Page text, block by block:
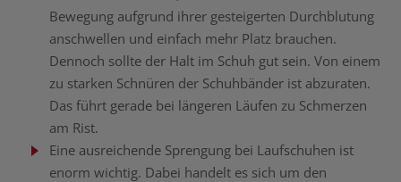
Bewegung aufgrund ihrer gesteigerten Durchblutung
anschwellen und einfach mehr Platz brauchen.
Dennoch sollte der Halt im Schuh gut sein. Von einem
zu starken Schnüren der Schuhbänder ist abzuraten.
Das führt gerade bei längeren Läufen zu Schmerzen
am Rist.
Eine ausreichende Sprengung bei Laufschuhen ist
enorm wichtig. Dabei handelt es sich um den